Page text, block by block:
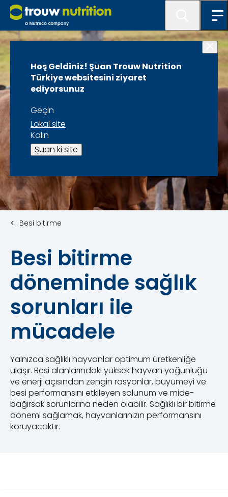
Hoş Geldiniz! Şuan Trouw Nutrition
Türkiye websitesini ziyaret
ediyorsunuz
Geçin
Lokal site
Kalın
Şuan ki site
Besi bitirme
Besi bitirme
döneminde sağlık
sorunları ile
mücadele
Yalnızca sağlıklı hayvanlar optimum üretkenliğe
ulaşır. Besi alanlarındaki yüksek hayvan yoğunluğu
ve enerji açısından zengin rasyonlar, büyümeyi ve
besi performansını etkileyen solunum ve mide-
bağırsak sorunlarına neden olabilir. Sağlıklı bir bitirme
dönemi sağlamak, hayvanlarınızın performansını
koruyacaktır.